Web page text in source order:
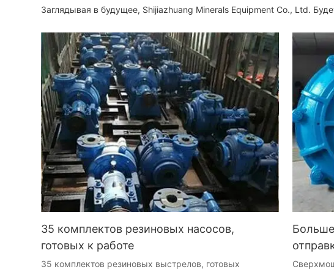
Заглядывая в будущее, Shijiazhuang Minerals Equipment Co., Ltd.
35 комплектов резиновых насосов,
готовых к работе
35 комплектов резиновых выстрелов, готовых